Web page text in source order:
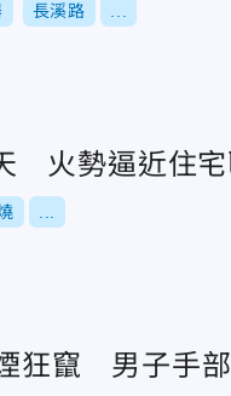
長溪路
火勢逼近住
狂竄 男子手